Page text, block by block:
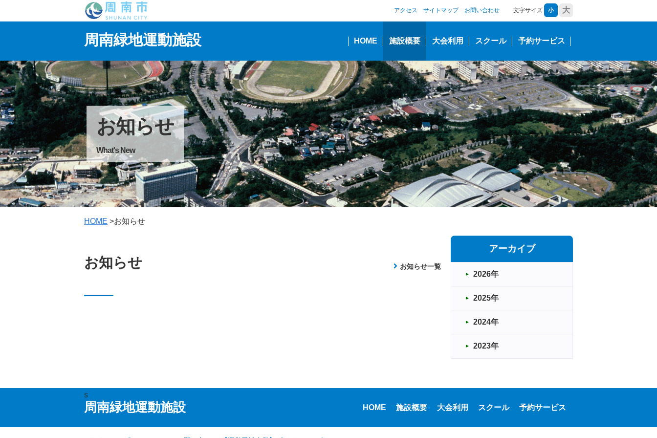
周南緑地運動施設
アクセス サイトマップ お問い合わせ
HOME 施設概要 大会利用 スクール 予約サービス
文字サイズ 小 大
お知らせ
What's New
HOME >お知らせ
お知らせ お知らせ一覧
アーカイブ
2026年
2025年
2024年
2023年
周南緑地運動施設
s
HOME
施設概要 大会利用 スクール 予約サービス